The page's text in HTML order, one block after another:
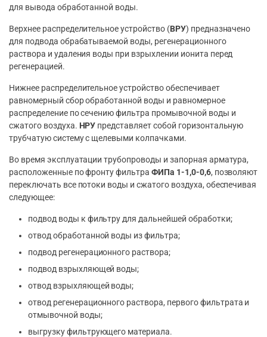
для вывода обработанной воды.
Верхнее распределительное устройство (ВРУ) предназначено
для подвода обрабатываемой воды, регенерационного
раствора и удаления воды при взрыхлении ионита перед
регенерацией.
Нижнее распределительное устройство обеспечивает
равномерный сбор обработанной воды и равномерное
распределение по сечению фильтра промывочной воды и
сжатого воздуха. НРУ представляет собой горизонтальную
трубчатую систему с щелевыми колпачками.
Во время эксплуатации трубопроводы и запорная арматура,
расположенные по фронту фильтраФИПа 1-1,0-0,6, позволяют
переключать все потоки воды и сжатого воздуха, обеспечивая
следующее:
подвод воды к фильтру для дальнейшей обработки;
отвод обработанной воды из фильтра;
подвод регенерационного раствора;
подвод взрыхляющей воды;
отвод взрыхляющей воды;
отвод регенерационного раствора, первого фильтрата и
отмывочной воды;
выгрузку фильтрующего материала.